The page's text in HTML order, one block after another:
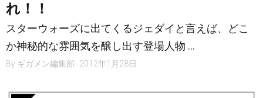
れ！！
スターウォーズに出てくるジェダイと言えば、どこ
か神秘的な雰囲気を醸し出す登場人物 …
By ギガメン編集部 2012年1月28日